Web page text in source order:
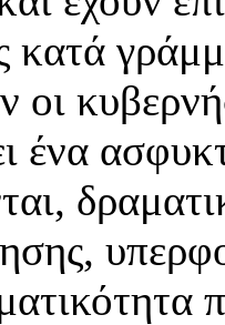
κατά
οι
ένα